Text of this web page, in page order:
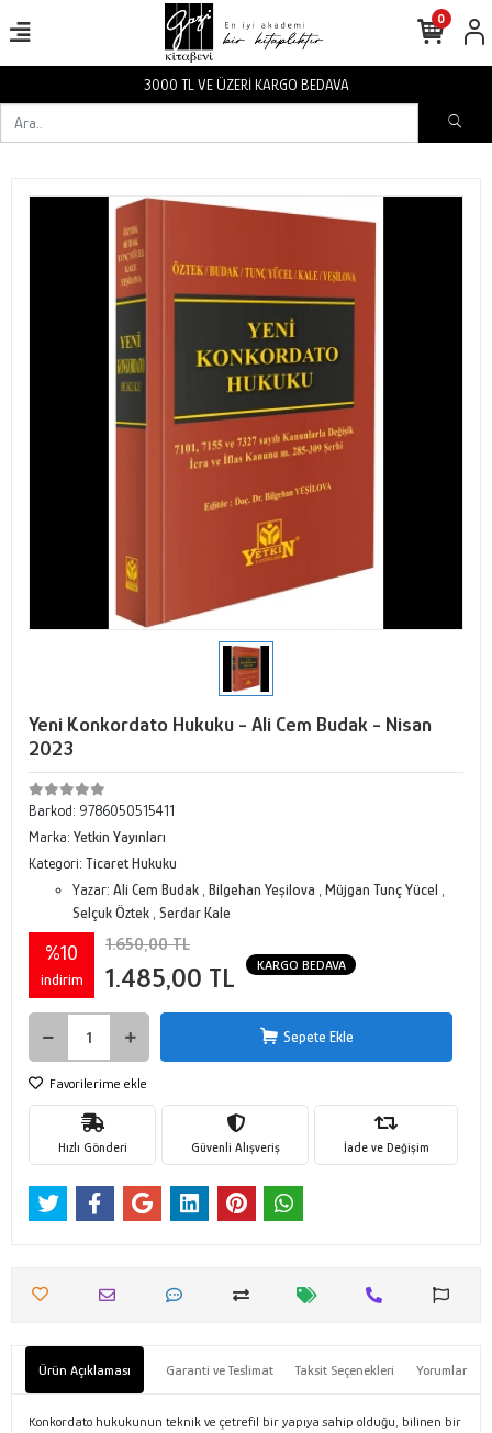
3000 TL VE ÜZERİ KARGO BEDAVA
0
Yeni Konkordato Hukuku - Ali Cem Budak - Nisan
2023
Barkod: 9786050515411
Marka: Yetkin Yayınları
Kategori: Ticaret Hukuku
Yazar: Ali Cem Budak Bilgehan Yeşilova Müjgan Tunç Yücel
Selçuk Öztek Serdar Kale
%10
indirim
1.650,00 TL
1.485,00 TL KARGO BEDAVA
Sepete Ekle
Favorilerime ekle
Hızlı Gönderi Güvenli Alışveriş İade ve Değişim
Ürün Açıklaması Garanti ve Teslimat Taksit Seçenekleri Yorumlar
Konkordato hukukunun teknik ve çetrefil bir yapıya sahip olduğu, bilinen bir